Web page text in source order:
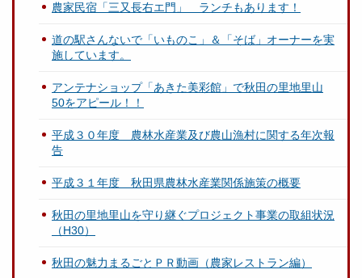
農家民宿「三又長右エ門」 ランチもあります！
道の駅さんないで「いものこ」＆「そば」オーナーを実
施しています。
アンテナショップ「あきた美彩館」で秋田の里地里山
50をアピール！！
平成３０年度 農林水産業及び農山漁村に関する年次報
告
平成３１年度 秋田県農林水産業関係施策の概要
秋田の里地里山を守り継ぐプロジェクト事業の取組状況
（H30）
秋田の魅力まるごとＰＲ動画（農家レストラン編）